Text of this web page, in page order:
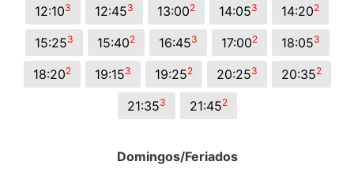
12:103 12:453 13:002 14:053 14:202
15:253 15:402 16:453 17:002 18:053
18:202 19:153 19:252 20:253 20:352
21:353 21:452
Domingos/Feriados